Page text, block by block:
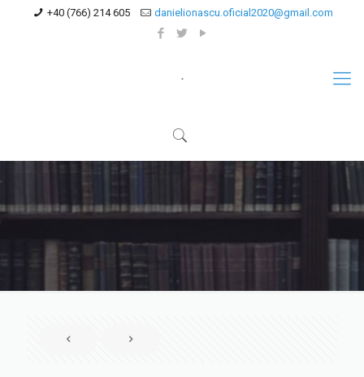
+40 (766) 214 605 danielionascu.oficial2020@gmail.com